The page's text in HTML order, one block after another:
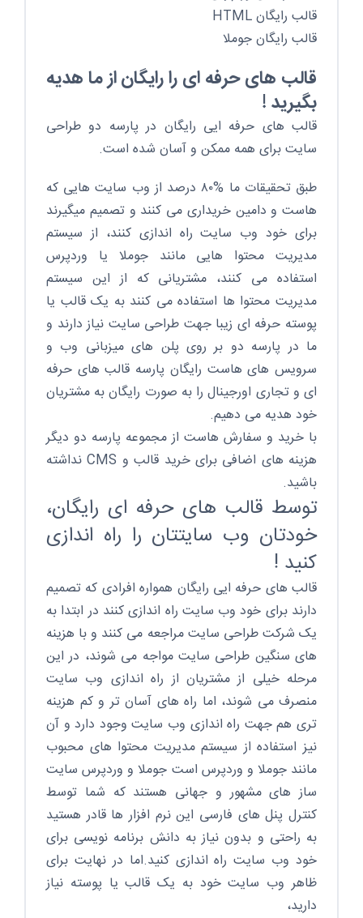
قالب رایگان HTML
قالب رایگان جوملا
قالب های حرفه ای را رایگان از ما هدیه
بگیرید !
قالب های حرفه ایی رایگان در پارسه دو طراحی
سایت برای همه ممکن و آسان شده است.
طبق تحقیقات ما %۸۰ درصد از وب سایت هایی که
هاست و دامین خریداری می کنند و تصمیم میگیرند
برای خود وب سایت راه اندازی کنند، از سیستم
مدیریت محتوا هایی مانند جوملا یا وردپرس
استفاده می کنند، مشتریانی که از این سیستم
مدیریت محتوا ها استفاده می کنند به یک قالب یا
پوسته حرفه ای زیبا جهت طراحی سایت نیاز دارند و
ما در پارسه دو بر روی پلن های میزبانی وب و
سرویس های هاست رایگان پارسه قالب های حرفه
ای و تجاری اورجینال را به صورت رایگان به مشتریان
خود هدیه می دهیم.
با خرید و سفارش هاست از مجموعه پارسه دو دیگر
هزینه های اضافی برای خرید قالب و CMS نداشته
باشید.
توسط قالب های حرفه ای رایگان،
خودتان وب سایتتان را راه اندازی
کنید !
قالب های حرفه ایی رایگان همواره افرادی که تصمیم
دارند برای خود وب سایت راه اندازی کنند در ابتدا به
یک شرکت طراحی سایت مراجعه می کنند و با هزینه
های سنگین طراحی سایت مواجه می شوند، در این
مرحله خیلی از مشتریان از راه اندازی وب سایت
منصرف می شوند، اما راه های آسان تر و کم هزینه
تری هم جهت راه اندازی وب سایت وجود دارد و آن
نیز استفاده از سیستم مدیریت محتوا های محبوب
مانند جوملا و وردپرس است جوملا و وردپرس سایت
ساز های مشهور و جهانی هستند که شما توسط
کنترل پنل های فارسی این نرم افزار ها قادر هستید
به راحتی و بدون نیاز به دانش برنامه نویسی برای
خود وب سایت راه اندازی کنید.اما در نهایت برای
ظاهر وب سایت خود به یک قالب یا پوسته نیاز
دارید،